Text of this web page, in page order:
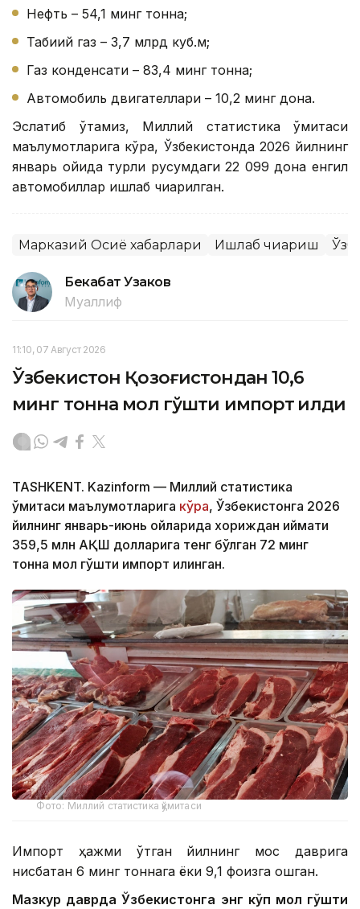
Нефть – 54,1 минг тонна;
Табиий газ – 3,7 млрд куб.м;
Газ конденсати – 83,4 минг тонна;
Автомобиль двигателлари – 10,2 минг дона.
Эслатиб ўтамиз, Миллий статистика қўмитаси
маълумотларига кўра, Ўзбекистонда 2026 йилнинг
январь ойида турли русумдаги 22 099 дона енгил
автомобиллар ишлаб чиқарилган.
Марказий Осиё хабарлари Ишлаб чиқариш
Бекабат Узаков
Муаллиф
11:10, 07 Август 2026
Ўзбекистон Қозоғистондан 10,6
минг тонна мол гўшти импорт қилди
TASHKENT. Kazinform — Миллий статистика
қўмитаси маълумотларига кўра, Ўзбекистонга 2026
йилнинг январь-июнь ойларида хориждан қиймати
359,5 млн АҚШ долларига тенг бўлган 72 минг
тонна мол гўшти импорт қилинган.
Фото: Миллий статистика қўмитаси
Импорт ҳажми ўтган йилнинг мос даврига
нисбатан 6 минг тоннага ёки 9,1 фоизга ошган.
Мазкур даврда Ўзбекистонга энг кўп мол гўшти